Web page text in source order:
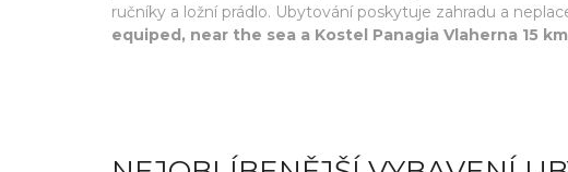
ručníky a ložní prádlo. Ubytování poskytuje zahradu a
equiped, near the sea a Kostel Panagia Vlaherna 15 km